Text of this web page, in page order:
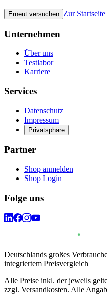
Erneut versuchen Zur Startseite
Unternehmen
Über uns
Testlabor
Karriere
Services
Datenschutz
Impressum
Privatsphäre
Partner
Shop anmelden
Shop Login
Folge uns
Deutschlands großes
integriertem Preisvergleich
Alle Preise inkl. der jeweils
zzgl. Versandkosten. Alle